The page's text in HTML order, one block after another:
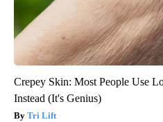
Crepey Skin: Most People Use
Instead (It's Genius)
Tri Lift